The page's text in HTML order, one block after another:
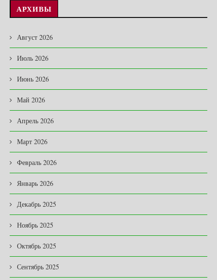
АРХИВЫ
Август 2026
Июль 2026
Июнь 2026
Май 2026
Апрель 2026
Март 2026
Февраль 2026
Январь 2026
Декабрь 2025
Ноябрь 2025
Октябрь 2025
Сентябрь 2025